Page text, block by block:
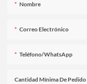
Nombre
Correo Electrónico
Teléfono/WhatsApp
Cantidad Mínima De